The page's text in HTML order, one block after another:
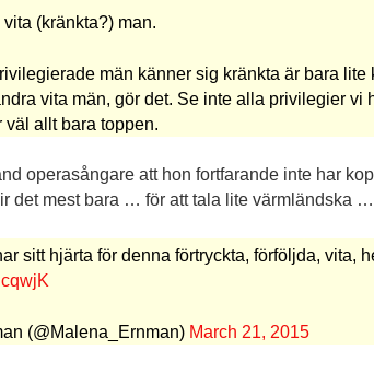
(kränkta?) man.
män känner sig kränkta är bara
vita män, gör det. Se inte alla privilegier vi
väl allt bara toppen.
operasångare att hon fortfarande inte har
det mest bara … för att tala lite värmländska
sitt hjärta för denna förtryckta, förföljda, vita,
(@Malena_Ernman) March 21, 2015